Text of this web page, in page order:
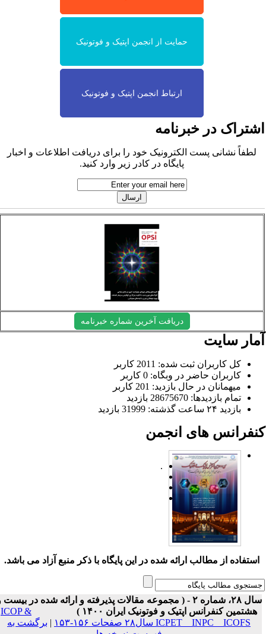
حمایت از انجمن اپتیک و فوتونیک
ارتباط انجمن اپتیک و فوتونیک
در خبرنامه
لطفاً نشانی پست الکترونیک خود را برای دریافت اطلاعات و اخبار
پایگاه در کادر زیر وارد کنید.
دریافت آخرین شماره خبرنامه
سایت
کل کاربران ثبت شده: 2011 کاربر
کاربران حاضر در وبگاه: 0 کاربر
میهمانان در حال بازدید: 201 کاربر
تمام بازدید‌ها: 28675670 بازدید
بازدید ۲۴ ساعت گذشته: 31999 بازدید
های انجمن
.
استفاده از مطالب ارائه شده در این پایگاه با ذکر منبع آزاد می باشد.
سال ۲۸، شماره ۲ - ( مجموعه مقالات پذیرفته و ارائه شده در بیست و
هشتمین کنفرانس اپتیک و فوتونیک ایران ۱۴۰۰ )
ICOP &
ICPET _ INPC _ ICOFS سال۲۸ صفحات ۱۵۶-۱۵۳
| برگشت به